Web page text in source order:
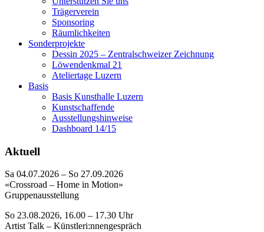
Trägerverein
Sponsoring
Räumlichkeiten
Sonderprojekte
Dessin 2025 – Zentralschweizer Zeichnung
Löwendenkmal 21
Ateliertage Luzern
Basis
Basis Kunsthalle Luzern
Kunstschaffende
Ausstellungshinweise
Dashboard 14/15
Aktuell
Sa 04.07.2026 – So 27.09.2026
«Crossroad – Home in Motion»
Gruppenausstellung
So 23.08.2026, 16.00 – 17.30 Uhr
Artist Talk – Künstleri:nnengespräch